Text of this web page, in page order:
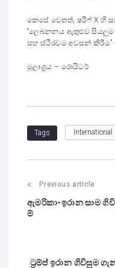
කෙසේ වෙතත්, ෂරීෆ් X හි
“ලෙබනනය ඇතුළුව සියලුම
සහ ස්ථිරවම අවසන් කිරීම”
මූලාශ්‍රය – රොයිටර්
Tags International
Previous article
ඇමරිකා-ඉරාන සාම
ම්
ට්‍රම්ප් ඉරාන ගිවිසුම